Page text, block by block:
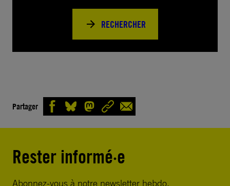
RECHERCHER
Partager
Rester informé·e
Abonnez-vous à notre newsletter hebdo.